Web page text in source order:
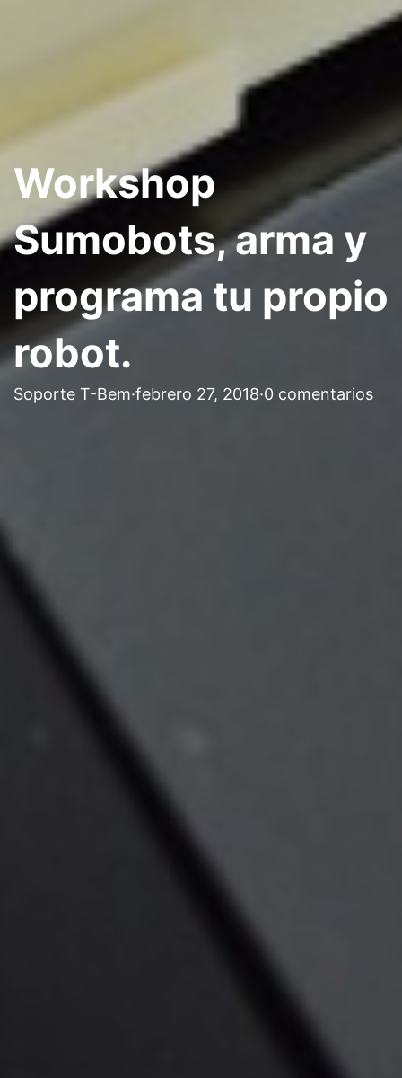
Workshop
Sumobots, arma y
programa tu propio
robot.
Soporte T-Bem·febrero 27, 2018·0 comentarios